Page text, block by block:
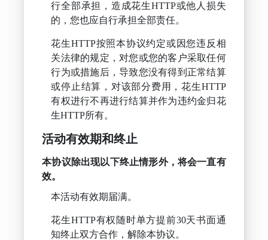
行全部承担，造成花生HTTP或他人损失
的，您也应自行承担全部责任。
花生HTTP按照本协议约定或因您违反相
关法律的规定，对您或您的客户采取任何
行为或措施后，导致您没有得到正常结算
或停止结算，对该部分费用，花生HTTP
有权进行不再进行结算并作为违约金归花
生HTTP所有。
活动有效期和终止
本协议除出现以下终止情形外，将会一直有
效。
本活动有效期届满。
花生HTTP有权随时单方提前30天书面通
知终止双方合作，解除本协议。